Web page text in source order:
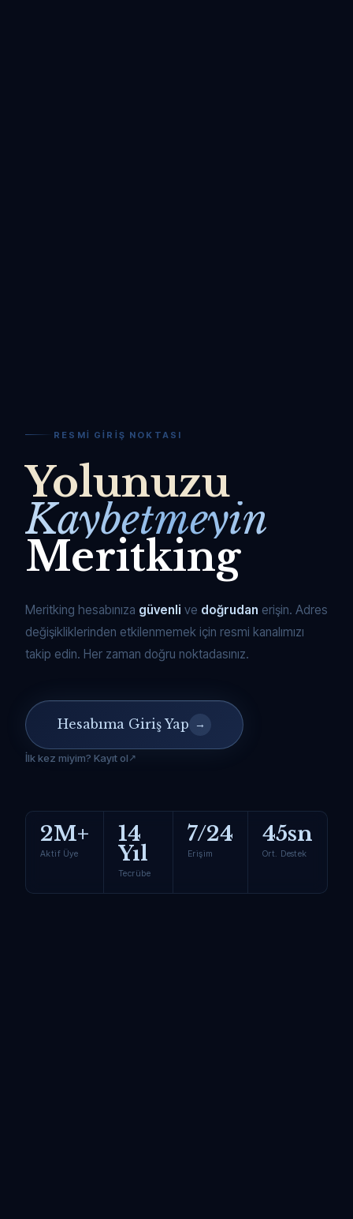
RESMI GIRIŞ NOKTASI
Yolunuzu
Kaybetmeyin
Meritking
Meritking hesabınıza güvenli ve doğrudan erişin. Adres
değişikliklerinden etkilenmemek için resmi kanalımızı
takip edin. Her zaman doğru noktadasınız.
Hesabıma Giriş Yap →
İlk kez miyim? Kayıt ol
2M+
Aktif Üye
14
Yıl
Tecrübe
7/24
Erişim
45sn
Ort. Destek